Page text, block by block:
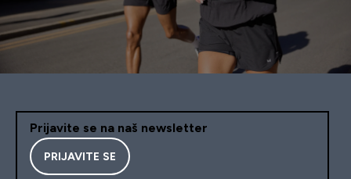
Prijavite se na naš newsletter
PRIJAVITE SE